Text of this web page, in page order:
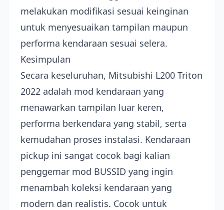
melakukan modifikasi sesuai keinginan
untuk menyesuaikan tampilan maupun
performa kendaraan sesuai selera.
Kesimpulan
Secara keseluruhan, Mitsubishi L200 Triton
2022 adalah mod kendaraan yang
menawarkan tampilan luar keren,
performa berkendara yang stabil, serta
kemudahan proses instalasi. Kendaraan
pickup ini sangat cocok bagi kalian
penggemar mod BUSSID yang ingin
menambah koleksi kendaraan yang
modern dan realistis. Cocok untuk